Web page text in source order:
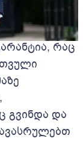
რაც
გვინდა და